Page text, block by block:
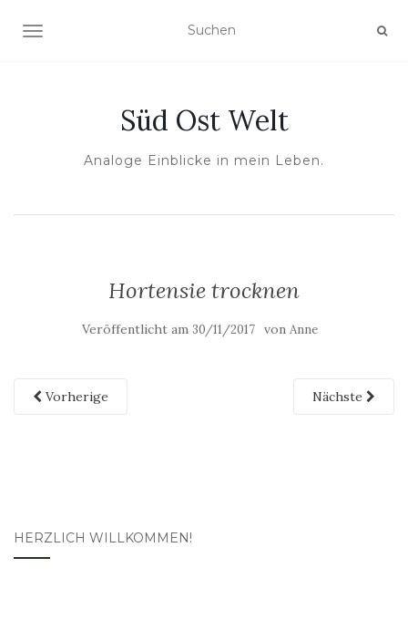
NAVIGATION UMSCHALTEN
Süd Ost Welt
Analoge Einblicke in mein Leben.
Hortensie trocknen
Veröffentlicht am 30/11/2017 von Anne
Vorherige Nächste
HERZLICH WILLKOMMEN!